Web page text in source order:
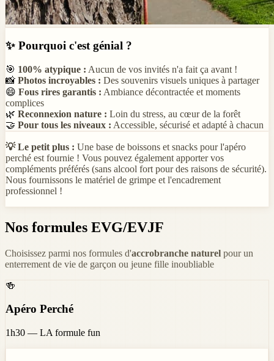
✨ Pourquoi c'est génial ?
🎯 100% atypique : Aucun de vos invités n'a fait ça avant !
📸 Photos incroyables : Des souvenirs visuels uniques à partager
😄 Fous rires garantis : Ambiance décontractée et moments
complices
🌿 Reconnexion nature : Loin du stress, au cœur de la forêt
🤝 Pour tous les niveaux : Accessible, sécurisé et adapté à chacun
💡 Le petit plus : Une base de boissons et snacks pour l'apéro
perché est fournie ! Vous pouvez également apporter vos
compléments préférés (sans alcool fort pour des raisons de sécurité).
Nous fournissons le matériel de grimpe et l'encadrement
professionnel !
Nos formules EVG/EVJF
Choisissez parmi nos formules d'accrobranche naturel pour un
enterrement de vie de garçon ou jeune fille inoubliable
🍻
Apéro Perché
1h30 — LA formule fun